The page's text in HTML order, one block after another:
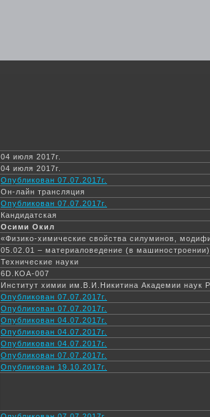
04 июля 2017г.
04 июля 2017г.
Опубликован 07.07.2017г.
Он-лайн трансляция
Опубликован 07.07.2017г.
Кандидатская
Осими Окил
«Физико-химические свойства силуминов,
05.02.01 – материаловедение (в машиностроении)
Технические науки
6D.КОА-007
Институт химии им.В.И.Никитина Академии наук
Опубликован 07.07.2017г.
Опубликован 07.07.2017г.
Опубликован 04.07.2017г.
Опубликован 04.07.2017г.
Опубликован 04.07.2017г.
Опубликован 07.07.2017г.
Опубликован 19.10.2017г.